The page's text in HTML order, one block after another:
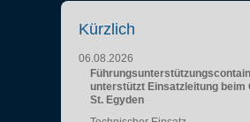
Kürzlich
06.08.2026
unterstützt Einsatzleitung beim
St. Egyden